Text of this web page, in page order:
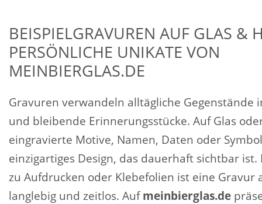
BEISPIELGRAVUREN AUF GLAS &
PERSÖNLICHE UNIKATE VON
MEINBIERGLAS.DE
Gravuren verwandeln alltägliche Gegenstände
und bleibende Erinnerungsstücke. Auf Glas
eingravierte Motive, Namen, Daten oder
einzigartiges Design, das dauerhaft sichtbar ist.
zu Aufdrucken oder Klebefolien ist eine Gravur
langlebig und zeitlos. Auf meinbierglas.de